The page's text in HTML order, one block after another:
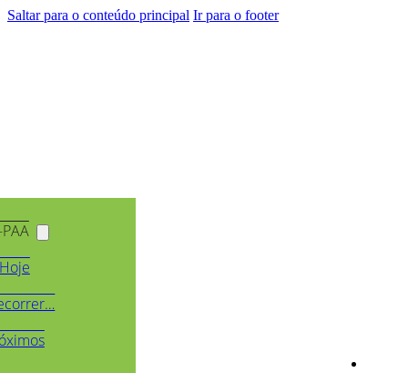
Saltar para o conteúdo principal Ir para o footer